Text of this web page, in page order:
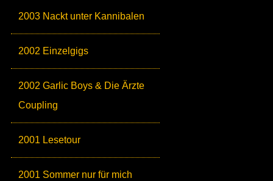
2003 Nackt unter Kannibalen
2002 Einzelgigs
2002 Garlic Boys & Die Ärzte
Coupling
2001 Lesetour
2001 Sommer nur für mich